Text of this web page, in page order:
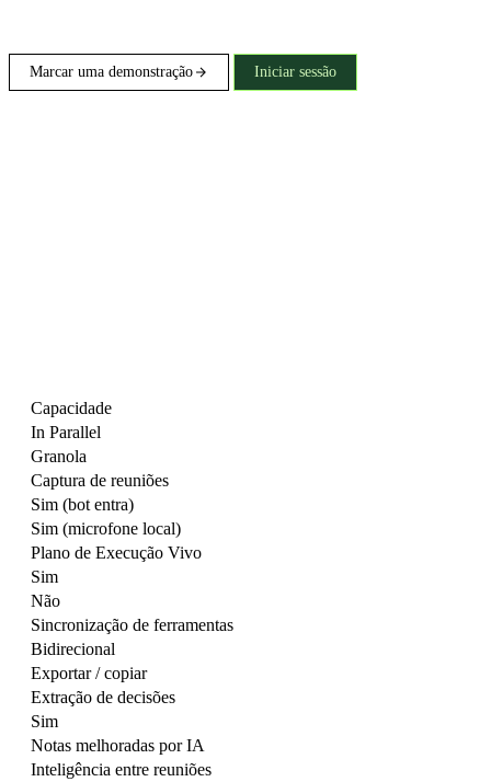
Marcar uma demonstração Iniciar sessão
Capacidade
In Parallel
Granola
Captura de reuniões
Sim (bot entra)
Sim (microfone local)
Plano de Execução Vivo
Sim
Não
Sincronização de ferramentas
Bidirecional
Exportar / copiar
Extração de decisões
Sim
Notas melhoradas por IA
Inteligência entre reuniões